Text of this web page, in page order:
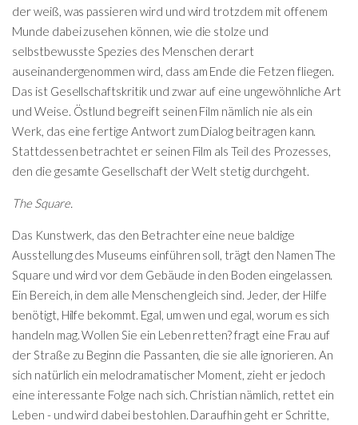
der weiß, was passieren wird und wird trotzdem mit offenem
Munde dabei zusehen können, wie die stolze und
selbstbewusste Spezies des Menschen derart
auseinandergenommen wird, dass am Ende die Fetzen fliegen.
Das ist Gesellschaftskritik und zwar auf eine ungewöhnliche Art
und Weise. Östlund begreift seinen Film nämlich nie als ein
Werk, das eine fertige Antwort zum Dialog beitragen kann.
Stattdessen betrachtet er seinen Film als Teil des Prozesses,
den die gesamte Gesellschaft der Welt stetig durchgeht.
The Square.
Das Kunstwerk, das den Betrachter eine neue baldige
Ausstellung des Museums einführen soll, trägt den Namen The
Square und wird vor dem Gebäude in den Boden eingelassen.
Ein Bereich, in dem alle Menschen gleich sind. Jeder, der Hilfe
benötigt, Hilfe bekommt. Egal, um wen und egal, worum es sich
handeln mag. Wollen Sie ein Leben retten? fragt eine Frau auf
der Straße zu Beginn die Passanten, die sie alle ignorieren. An
sich natürlich ein melodramatischer Moment, zieht er jedoch
eine interessante Folge nach sich. Christian nämlich, rettet ein
Leben - und wird dabei bestohlen. Daraufhin geht er Schritte,